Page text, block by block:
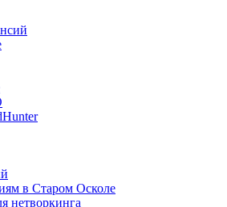
в Старом Осколе
нетворкинга